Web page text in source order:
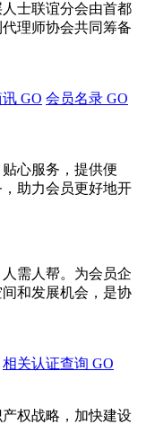
士联谊分会由首都
理师协会共同筹备
讯 GO 会员名录 GO
心服务，提供便
助力会员更好地开
需人帮。为会员企
和发展机会，是协
相关认证查询 GO
权战略，加快建设